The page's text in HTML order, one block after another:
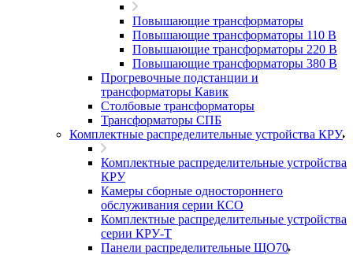
Повышающие трансформаторы
Повышающие трансформаторы 110 В
Повышающие трансформаторы 220 В
Повышающие трансформаторы 380 В
Прогревочные подстанции и
трансформаторы Кавик
Столбовые трансформаторы
Трансформаторы СПБ
Комплектные распределительные устройства КРУ
Комплектные распределительные устройства
КРУ
Камеры сборные одностороннего
обслуживания серии КСО
Комплектные распределительные устройства
серии КРУ-Т
Панели распределительные ЩО70